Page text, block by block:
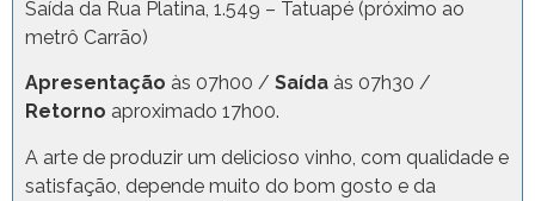
Saída da Rua Platina, 1.549 – Tatuapé (próximo ao
metrô Carrão)
Apresentação às 07h00 / Saída às 07h30 /
Retorno aproximado 17h00.
A arte de produzir um delicioso vinho, com qualidade e
satisfação, depende muito do bom gosto e da